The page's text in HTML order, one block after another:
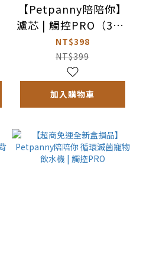
【Petpanny陪陪你】
濾芯 | 觸控PRO（3入/
包）(買2送1)
NT$398
NT$399
加入購物車